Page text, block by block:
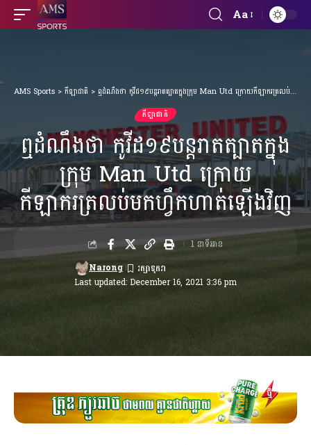
Font
Aa
AMS Sports > កីឡាជាតិ > ឮដំណឹងថា កូវីដ១៩បន្ដរាតត្បាតក្នុងក្រុម Man Utd ក្រោយកីឡាករត្រលប់មកហ្វឹកហាត់ឡើងវិញ
កីឡាជាតិ
ឮដំណឹងថា កូវីដ១៩បន្ដរាតត្បាតក្នុង
ក្រុម Man Utd ក្រោយ
កីឡាករត្រលប់មកហ្វឹកហាត់ឡើងវិញ
Last updated: December 16, 2021 3:36 pm
Narong
1 នាទីអាន